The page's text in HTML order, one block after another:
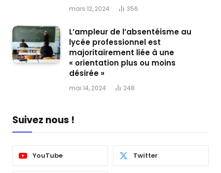
mars 12, 2024 356
L’ampleur de l’absentéisme au
lycée professionnel est
majoritairement liée à une
« orientation plus ou moins
désirée »
mai 14, 2024 248
Suivez nous !
YouTube Twitter